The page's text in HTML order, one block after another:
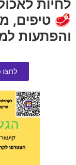
מברשת שיניים
₪20.00
לחיות
🥩 טיפים,
והפתעות